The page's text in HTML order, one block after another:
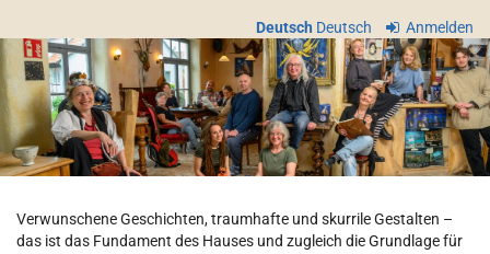
Haupt-
Inhalt
springen
Deutsch Deutsch Anmelden
Theater
der
Nacht
e.V.
Verwunschene Geschichten, traumhafte und skurrile Gestalten –
das ist das Fundament des Hauses und zugleich die Grundlage für